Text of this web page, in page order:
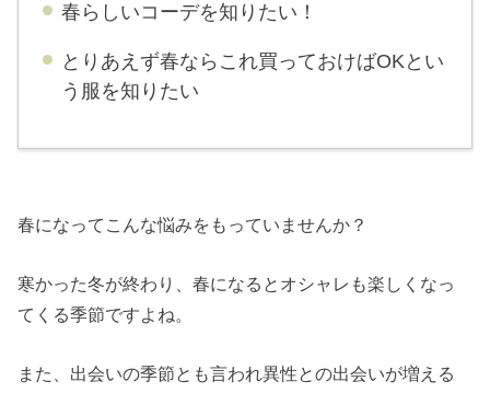
春らしいコーデを知りたい！
とりあえず春ならこれ買っておけばOKとい
う服を知りたい
春になってこんな悩みをもっていませんか？
寒かった冬が終わり、春になるとオシャレも楽しくなっ
てくる季節ですよね。
また、出会いの季節とも言われ異性との出会いが増える